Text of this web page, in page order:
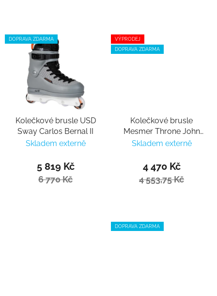
DOPRAVA ZDARMA
Kolečkové brusle USD
Sway Carlos Bernal II
Skladem externě
5 819 Kč
6 770 Kč
VÝPRODEJ
DOPRAVA ZDARMA
Kolečkové brusle
Mesmer Throne John
Bolino V1
Skladem externě
4 470 Kč
4 553,75 Kč
DOPRAVA ZDARMA